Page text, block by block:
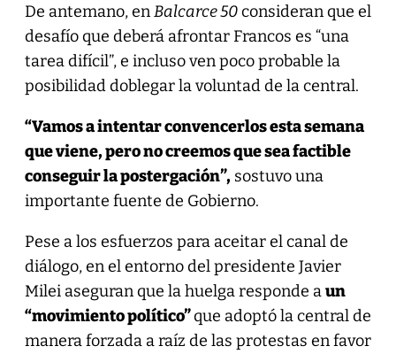
De antemano, enBalcarce 50consideran que el
desafío que deberá afrontar Francos es “una
tarea difícil”, e incluso ven poco probable la
posibilidad doblegar la voluntad de la central.
“Vamos a intentar convencerlos esta semana
que viene, pero no creemos que sea factible
conseguir la postergación”,sostuvo una
importante fuente de Gobierno.
Pese a los esfuerzos para aceitar el canal de
diálogo, en el entorno del presidente Javier
Milei aseguran que la huelga responde aun
“movimiento político”que adoptó la central de
manera forzada a raíz de las protestas en favor